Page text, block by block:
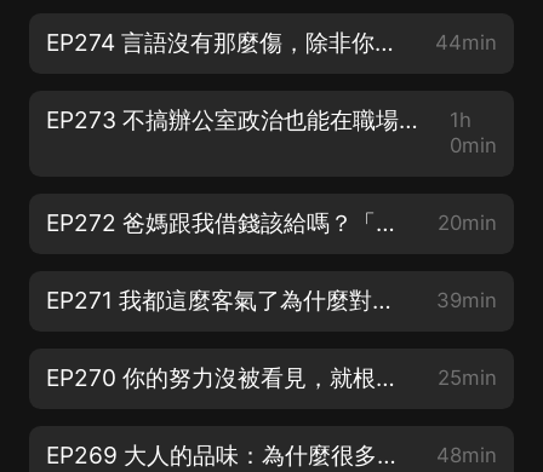
EP274 言語沒有那麼傷，除非你相信它——關於深埋心中的那些「羞辱創傷」｜諮商心理師 週慕姿 專訪 44min
EP273 不搞辦公室政治也能在職場生存的方法｜管理顧問 張敏敏 專訪
1h
0min
EP272 爸媽跟我借錢該給嗎？「孝順」不是無限付出，以關心破解親情困境 20min
EP271 我都這麼客氣了為什麼對方還是拒絕我？因為你高估了「和善」的價值，低估了「互惠」的重要！ 39min
EP270 你的努力沒被看見，就根本沒有價值 25min
EP269 大人的品味：為什麼很多女生都愛精品包？它的魅力與價值該怎麼看？｜品牌視覺陳列師 Jackie 專訪 48min